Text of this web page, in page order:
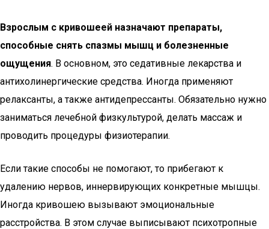
Взрослым с кривошеей назначают препараты,
способные снять спазмы мышц и болезненные
ощущения. В основном, это седативные лекарства и
антихолинергические средства. Иногда применяют
релаксанты, а также антидепрессанты. Обязательно нужно
заниматься лечебной физкультурой, делать массаж и
проводить процедуры физиотерапии.
Если такие способы не помогают, то прибегают к
удалению нервов, иннервирующих конкретные мышцы.
Иногда кривошею вызывают эмоциональные
расстройства. В этом случае выписывают психотропные